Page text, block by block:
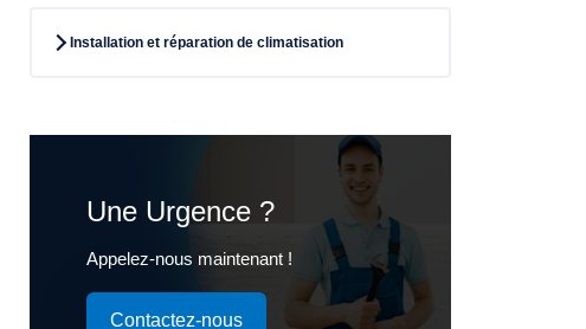
Installation et réparation de climatisation
Une Urgence ?
Appelez-nous maintenant !
Contactez-nous